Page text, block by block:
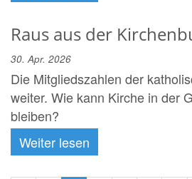
Raus aus der
30. Apr. 2026
Die Mitgliedszahlen der
weiter. Wie kann Kirche in der
bleiben?
Weiter lesen